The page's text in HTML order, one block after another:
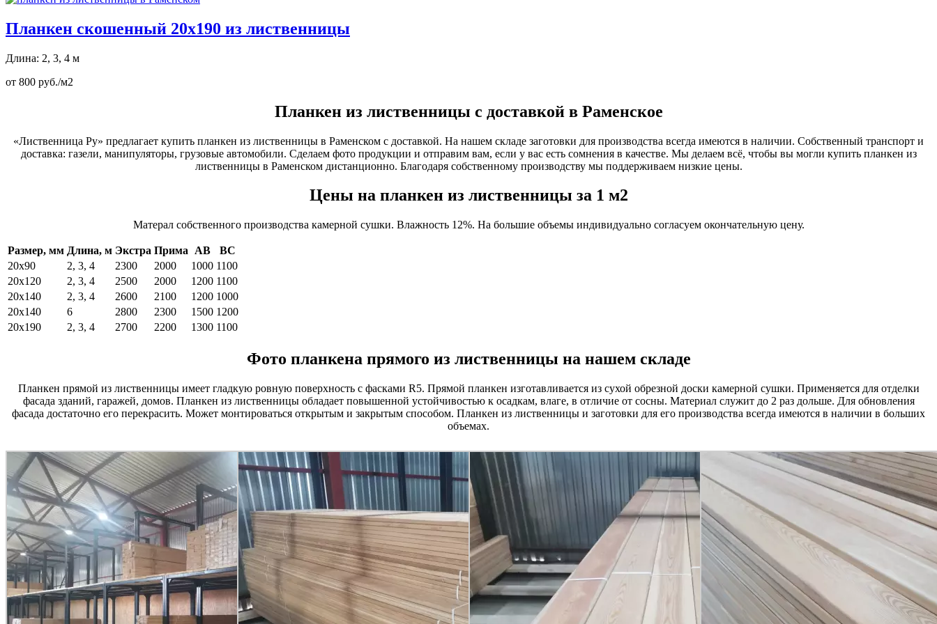
Планкен скошенный 20х190 из лиственницы
Длина: 2, 3, 4 м
от 800 руб./м2
Планкен из лиственницы с доставкой в Раменское
«Лиственница Ру» предлагает купить планкен из лиственницы в Раменском с доставкой. На нашем складе заготовки для производства всегда имеются в наличии. Собственный транспорт и
доставка: газели, манипуляторы, грузовые автомобили. Сделаем фото продукции и отправим вам, если у вас есть сомнения в качестве. Мы делаем всё, чтобы вы могли купить планкен из
лиственницы в Раменском дистанционно. Благодаря собственному производству мы поддерживаем низкие цены.
Цены на планкен из лиственницы за 1 м2
Матерал собственного производства камерной сушки. Влажность 12%. На большие объемы индивидуально согласуем окончательную цену.
Размер, мм Длина, м Экстра Прима АВ
ВС
20х90
2, 3, 4 2300 2000 1000 1100
20х120
2, 3, 4 2500 2000 1200 1100
20х140
2, 3, 4 2600 2100 1200 1000
20х140
6 2800 2300 1500 1200
20х190
2, 3, 4 2700 2200 1300 1100
Фото планкена прямого из лиственницы на нашем складе
Планкен прямой из лиственницы имеет гладкую ровную поверхность с фасками R5. Прямой планкен изготавливается из сухой обрезной доски камерной сушки. Применяется для отделки
фасада зданий, гаражей, домов. Планкен из лиственницы обладает повышенной устойчивостью к осадкам, влаге, в отличие от сосны. Материал служит до 2 раз дольше. Для обновления
фасада достаточно его перекрасить. Может монтироваться открытым и закрытым способом. Планкен из лиственницы и заготовки для его производства всегда имеются в наличии в больших
объемах.